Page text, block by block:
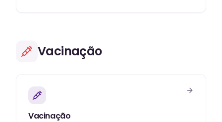
Vacinação
Vacinação